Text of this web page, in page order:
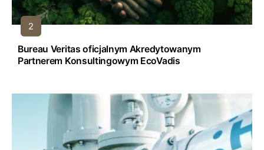
Bureau Veritas oficjalnym Akredytowanym
Partnerem Konsultingowym EcoVadis